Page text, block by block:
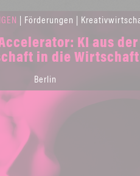
| Förderungen |
KI aus der
in die Wirtschaft
Berlin